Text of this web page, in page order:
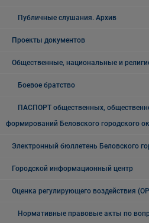
Публичные слушания. Архив
Проекты документов
Общественные, национальные и
Боевое братство
ПАСПОРТ общественных,
формирований Беловского городского
Электронный бюллетень Беловского
Городской информационный центр
Оценка регулирующего воздействия
Нормативные правовые акты по